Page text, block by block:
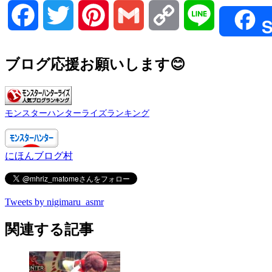
Facebook Twitter Pinterest Gmail Copy
ブログ応援お願いします😊
モンスターハンターライズランキング
にほんブログ村
Tweets by nigimaru_asmr
関連する記事